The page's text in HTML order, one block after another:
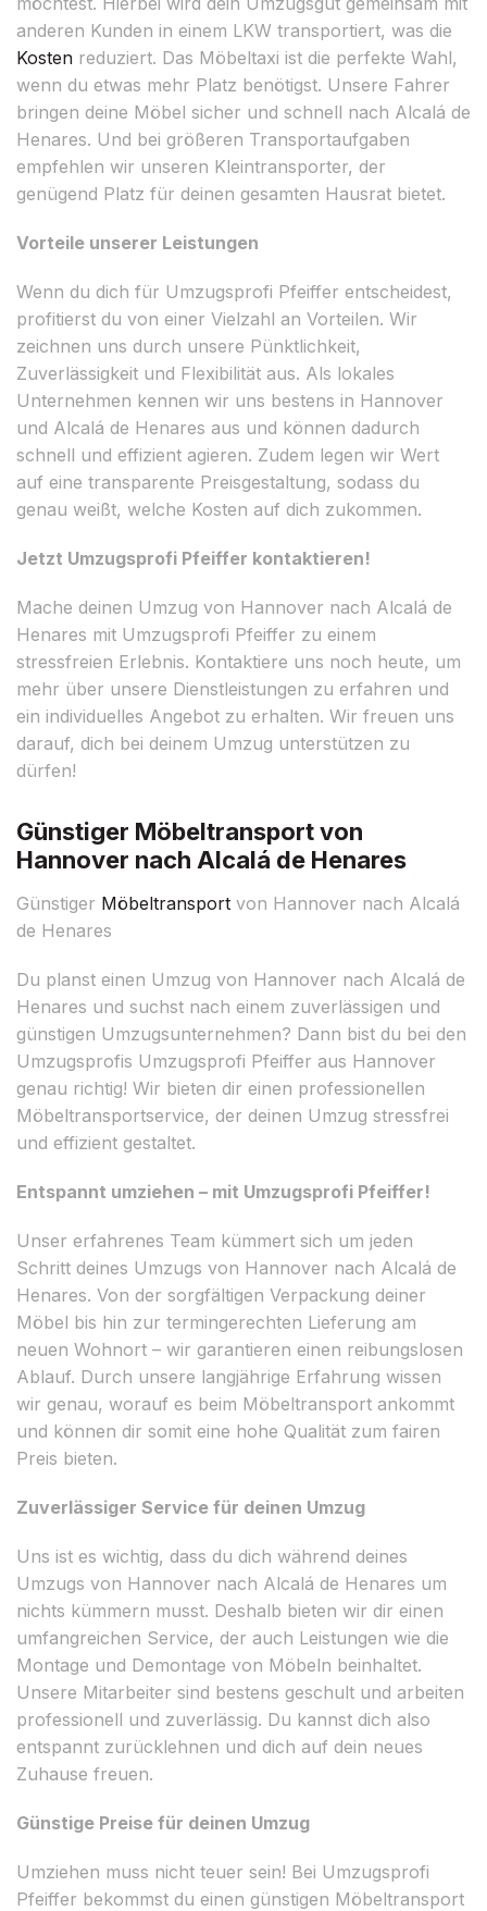
anderen Kunden in einem LKW transportiert, was die
Kosten reduziert. Das Möbeltaxi ist die perfekte Wahl,
wenn du etwas mehr Platz benötigst. Unsere Fahrer
bringen deine Möbel sicher und schnell nach Alcalá de
Henares. Und bei größeren Transportaufgaben
empfehlen wir unseren Kleintransporter, der
genügend Platz für deinen gesamten Hausrat bietet.
Vorteile unserer Leistungen
Wenn du dich für Umzugsprofi Pfeiffer entscheidest,
profitierst du von einer Vielzahl an Vorteilen. Wir
zeichnen uns durch unsere Pünktlichkeit,
Zuverlässigkeit und Flexibilität aus. Als lokales
Unternehmen kennen wir uns bestens in Hannover
und Alcalá de Henares aus und können dadurch
schnell und effizient agieren. Zudem legen wir Wert
auf eine transparente Preisgestaltung, sodass du
genau weißt, welche Kosten auf dich zukommen.
Jetzt Umzugsprofi Pfeiffer kontaktieren!
Mache deinen Umzug von Hannover nach Alcalá de
Henares mit Umzugsprofi Pfeiffer zu einem
stressfreien Erlebnis. Kontaktiere uns noch heute, um
mehr über unsere Dienstleistungen zu erfahren und
ein individuelles Angebot zu erhalten. Wir freuen uns
darauf, dich bei deinem Umzug unterstützen zu
dürfen!
Günstiger Möbeltransport von
Hannover nach Alcalá de Henares
Günstiger Möbeltransport von Hannover nach Alcalá
de Henares
Du planst einen Umzug von Hannover nach Alcalá de
Henares und suchst nach einem zuverlässigen und
günstigen Umzugsunternehmen? Dann bist du bei den
Umzugsprofis Umzugsprofi Pfeiffer aus Hannover
genau richtig! Wir bieten dir einen professionellen
Möbeltransportservice, der deinen Umzug stressfrei
und effizient gestaltet.
Entspannt umziehen – mit Umzugsprofi Pfeiffer!
Unser erfahrenes Team kümmert sich um jeden
Schritt deines Umzugs von Hannover nach Alcalá de
Henares. Von der sorgfältigen Verpackung deiner
Möbel bis hin zur termingerechten Lieferung am
neuen Wohnort – wir garantieren einen reibungslosen
Ablauf. Durch unsere langjährige Erfahrung wissen
wir genau, worauf es beim Möbeltransport ankommt
und können dir somit eine hohe Qualität zum fairen
Preis bieten.
Zuverlässiger Service für deinen Umzug
Uns ist es wichtig, dass du dich während deines
Umzugs von Hannover nach Alcalá de Henares um
nichts kümmern musst. Deshalb bieten wir dir einen
umfangreichen Service, der auch Leistungen wie die
Montage und Demontage von Möbeln beinhaltet.
Unsere Mitarbeiter sind bestens geschult und arbeiten
professionell und zuverlässig. Du kannst dich also
entspannt zurücklehnen und dich auf dein neues
Zuhause freuen.
Günstige Preise für deinen Umzug
Umziehen muss nicht teuer sein! Bei Umzugsprofi
Pfeiffer bekommst du einen günstigen Möbeltransport